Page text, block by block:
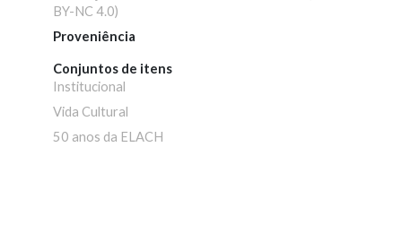
BY-NC 4.0)
Proveniência
Conjuntos de itens
Institucional
Vida Cultural
50 anos da ELACH